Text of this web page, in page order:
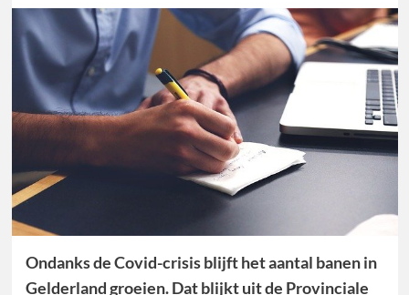
Ondanks de Covid-crisis blijft het aantal banen in
Gelderland groeien. Dat blijkt uit de Provinciale